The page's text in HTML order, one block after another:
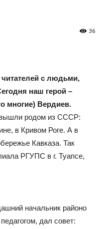
36
с людьми,
наш герой –
многие) Вердиев.
вышли родом из СССР:
в Кривом Роге. А в
Кавказа. Так
РГУПС в г. Туапсе,
начальник районо
дал совет: